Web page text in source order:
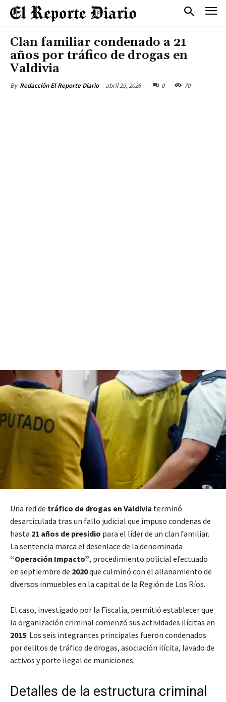
Clan familiar condenado a 21
años por tráfico de drogas en
Valdivia
By Redacción El Reporte Diario abril 29, 2026 0 70
Una red de tráfico de drogas en Valdivia terminó
desarticulada tras un fallo judicial que impuso condenas de
hasta 21 años de presidio para el líder de un clan familiar.
La sentencia marca el desenlace de la denominada
“Operación Impacto”, procedimiento policial efectuado
en septiembre de 2020que culminó con el allanamiento de
diversos inmuebles en la capital de la Región de Los Ríos.
El caso, investigado por la Fiscalía, permitió establecer que
la organización criminal comenzó sus actividades ilícitas en
2015. Los seis integrantes principales fueron condenados
por delitos de tráfico de drogas, asociación ilícita, lavado de
activos y porte ilegal de municiones.
Detalles de la estructura criminal